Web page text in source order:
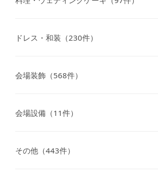
ドレス・和装 （230件）
会場装飾 （568件）
会場設備 （11件）
その他 （443件）